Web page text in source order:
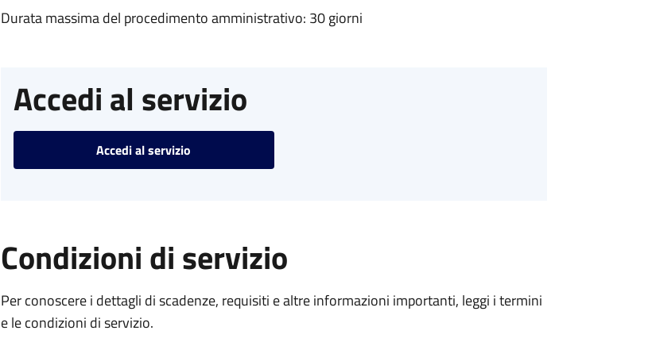
Durata massima del procedimento amministrativo: 30 giorni
Accedi al servizio
Accedi al servizio
Condizioni di servizio
Per conoscere i dettagli di scadenze, requisiti e altre informazioni importanti, leggi i termini
e le condizioni di servizio.